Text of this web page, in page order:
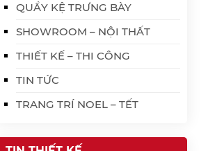
QUẦY KỆ TRƯNG BÀY
SHOWROOM – NỘI THẤT
THIẾT KẾ – THI CÔNG
TIN TỨC
TRANG TRÍ NOEL – TẾT